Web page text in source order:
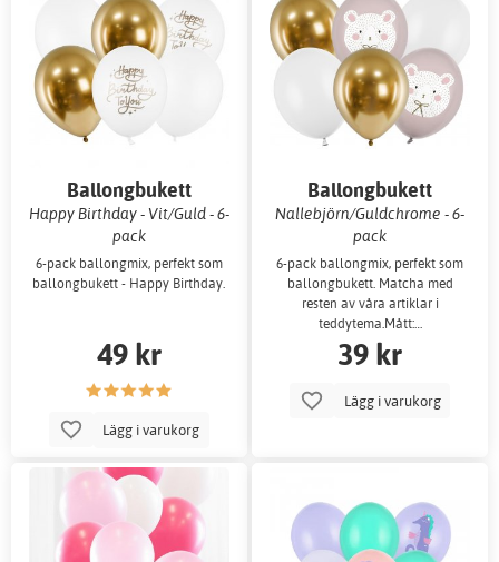
Ballongbukett
Happy Birthday - Vit/Guld - 6-
pack
6-pack ballongmix, perfekt som
ballongbukett - Happy Birthday.
49 kr
Lägg i varukorg
Ballongbukett
Nallebjörn/Guldchrome - 6-
pack
6-pack ballongmix, perfekt som
ballongbukett. Matcha med
resten av våra artiklar i
teddytema.Mått:…
39 kr
Lägg i varukorg